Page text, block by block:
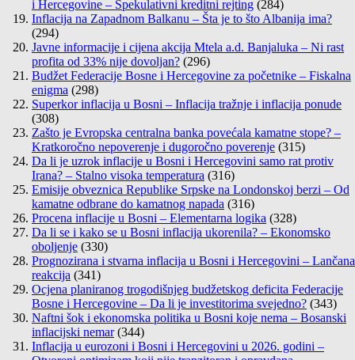
i Hercegovine – Špekulativni kreditni rejting (284)
Inflacija na Zapadnom Balkanu – Šta je to što Albanija ima?
(294)
Javne informacije i cijena akcija Mtela a.d. Banjaluka – Ni rast
profita od 33% nije dovoljan? (296)
Budžet Federacije Bosne i Hercegovine za početnike – Fiskalna
enigma (298)
Superkor inflacija u Bosni – Inflacija tražnje i inflacija ponude
(308)
Zašto je Evropska centralna banka povećala kamatne stope? –
Kratkoročno nepoverenje i dugoročno poverenje (315)
Da li je uzrok inflacije u Bosni i Hercegovini samo rat protiv
Irana? – Stalno visoka temperatura (316)
Emisije obveznica Republike Srpske na Londonskoj berzi – Od
kamatne odbrane do kamatnog napada (316)
Procena inflacije u Bosni – Elementarna logika (328)
Da li se i kako se u Bosni inflacija ukorenila? – Ekonomsko
oboljenje (330)
Prognozirana i stvarna inflacija u Bosni i Hercegovini – Lančana
reakcija (341)
Ocjena planiranog trogodišnjeg budžetskog deficita Federacije
Bosne i Hercegovine – Da li je investitorima svejedno? (343)
Naftni šok i ekonomska politika u Bosni koje nema – Bosanski
inflacijski nemar (344)
Inflacija u eurozoni i Bosni i Hercegovini u 2026. godini –